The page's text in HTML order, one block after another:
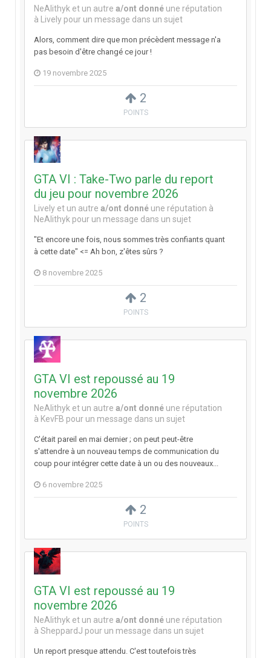
2
POINTS
NeAlithyk et un autre a/ont donné une réputation
à Lively pour un message dans un sujet
Alors, comment dire que mon précèdent message n'a
pas besoin d'être changé ce jour !
19 novembre 2025
2
POINTS
GTA VI : Take-Two parle du report
du jeu pour novembre 2026
Lively et un autre a/ont donné une réputation à
NeAlithyk pour un message dans un sujet
"Et encore une fois, nous sommes très confiants quant
à cette date" <= Ah bon, z'êtes sûrs ?
8 novembre 2025
2
POINTS
GTA VI est repoussé au 19
novembre 2026
NeAlithyk et un autre a/ont donné une réputation
à KevFB pour un message dans un sujet
C'était pareil en mai dernier ; on peut peut-être
s'attendre à un nouveau temps de communication du
coup pour intégrer cette date à un ou des nouveaux...
6 novembre 2025
GTA VI est repoussé au 19
novembre 2026
NeAlithyk et un autre a/ont donné une réputation
à SheppardJ pour un message dans un sujet
Un report presque attendu. C'est toutefois très